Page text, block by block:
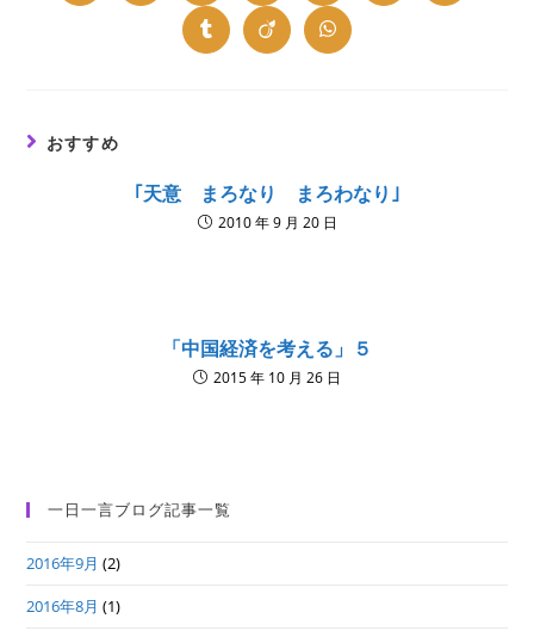
window
a
new
window
a
new
window
a
new
window
Opens
in
Opens
in
Opens
in
おすすめ
｢天意 まろなり まろわなり｣
2010 年 9 月 20 日
「中国経済を考える」５
2015 年 10 月 26 日
一日一言ブログ記事一覧
2016年9月 (2)
2016年8月 (1)